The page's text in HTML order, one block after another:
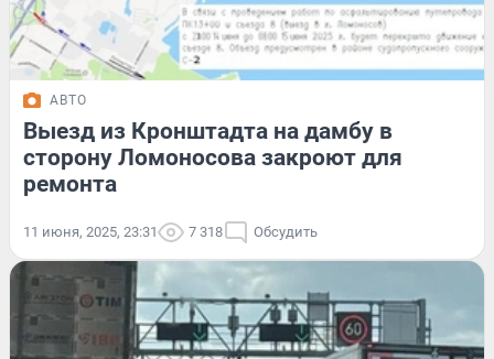
АВТО
Выезд из Кронштадта на дамбу в
сторону Ломоносова закроют для
ремонта
11 июня, 2025, 23:31 7 318 Обсудить